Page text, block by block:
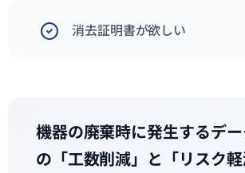
消去証明書が欲しい
機器の廃棄時に発生するデ
の「工数削減」と「リスク